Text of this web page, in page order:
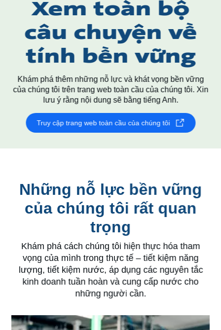
Xem toàn bộ
câu chuyện về
tính bền vững
Khám phá thêm những nỗ lực và khát vọng bền vững
của chúng tôi trên trang web toàn cầu của chúng tôi. Xin
lưu ý rằng nội dung sẽ bằng tiếng Anh.
Truy cập trang web toàn cầu của chúng tôi
Những nỗ lực bền vững
của chúng tôi rất quan
trọng
Khám phá cách chúng tôi hiện thực hóa tham
vọng của mình trong thực tế – tiết kiệm năng
lượng, tiết kiệm nước, áp dụng các nguyên tắc
kinh doanh tuần hoàn và cung cấp nước cho
những người cần.